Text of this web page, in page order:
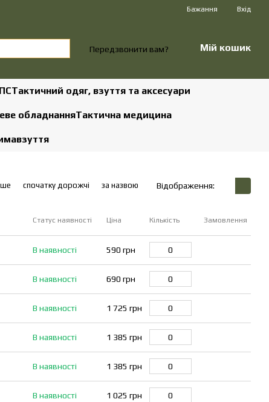
Бажання Вхід
Передзвонити вам? Мій кошик
Тактичний одяг, взуття та аксесуари
обладнанняТактична медицина
взуття
спочатку дорожчі за назвою Відображення:
Статус наявності Ціна Кількість Замовлення
В наявності 590 грн
В наявності 690 грн
В наявності 1 725 грн
В наявності 1 385 грн
В наявності 1 385 грн
В наявності 1 025 грн